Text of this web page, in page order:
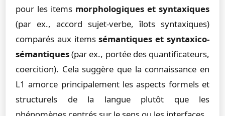
pour les items morphologiques et syntaxiques
(par ex., accord sujet-verbe, îlots syntaxiques)
comparés aux itemssémantiques et syntaxico-
sémantiques(par ex., portée des quantificateurs,
coercition). Cela suggère que la connaissance en
L1 amorce principalement les aspects formels et
structurels de la langue plutôt que les